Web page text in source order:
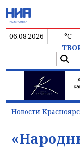
06.08.2026 °C
Новости